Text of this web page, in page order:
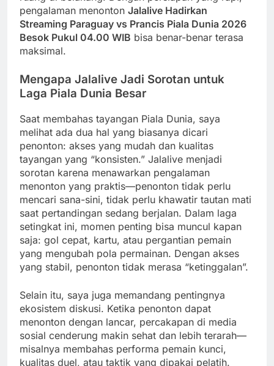
pengalaman menonton Jalalive Hadirkan
Streaming Paraguay vs Prancis Piala Dunia 2026
Besok Pukul 04.00 WIB bisa benar-benar terasa
maksimal.
Mengapa Jalalive Jadi Sorotan untuk
Laga Piala Dunia Besar
Saat membahas tayangan Piala Dunia, saya
melihat ada dua hal yang biasanya dicari
penonton: akses yang mudah dan kualitas
tayangan yang “konsisten.” Jalalive menjadi
sorotan karena menawarkan pengalaman
menonton yang praktis—penonton tidak perlu
mencari sana-sini, tidak perlu khawatir tautan mati
saat pertandingan sedang berjalan. Dalam laga
setingkat ini, momen penting bisa muncul kapan
saja: gol cepat, kartu, atau pergantian pemain
yang mengubah pola permainan. Dengan akses
yang stabil, penonton tidak merasa “ketinggalan”.
Selain itu, saya juga memandang pentingnya
ekosistem diskusi. Ketika penonton dapat
menonton dengan lancar, percakapan di media
sosial cenderung makin sehat dan lebih terarah—
misalnya membahas performa pemain kunci,
kualitas duel, atau taktik yang dipakai pelatih.